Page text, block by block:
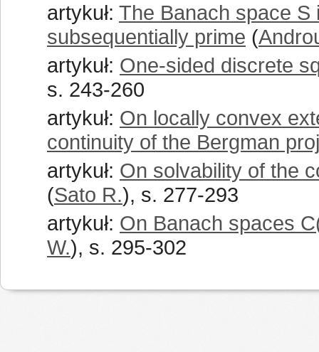
artykuł: The Banach space S
subsequentially prime (
artykuł: One-sided discrete
s. 243-260
artykuł: On locally convex
continuity of the Bergman
artykuł: On solvability of the
(Sato R.), s. 277-293
artykuł: On Banach spaces
W.), s. 295-302